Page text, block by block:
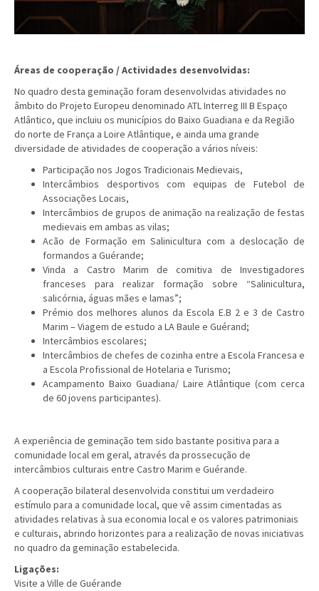
Áreas de cooperação / Actividades desenvolvidas:
No quadro desta geminação foram desenvolvidas atividades no
âmbito do Projeto Europeu denominado ATL Interreg III B Espaço
Atlântico, que incluiu os municípios do Baixo Guadiana e da Região
do norte de França a Loire Atlântique, e ainda uma grande
diversidade de atividades de cooperação a vários níveis:
Participação nos Jogos Tradicionais Medievais,
Intercâmbios desportivos com equipas de Futebol de
Associações Locais,
Intercâmbios de grupos de animação na realização de festas
medievais em ambas as vilas;
Acão de Formação em Salinicultura com a deslocação de
formandos a Guérande;
Vinda a Castro Marim de comitiva de Investigadores
franceses para realizar formação sobre “Salinicultura,
salicórnia, águas mães e lamas”;
Prémio dos melhores alunos da Escola E.B 2 e 3 de Castro
Marim – Viagem de estudo a LA Baule e Guérand;
Intercâmbios escolares;
Intercâmbios de chefes de cozinha entre a Escola Francesa e
a Escola Profissional de Hotelaria e Turismo;
Acampamento Baixo Guadiana/ Laire Atlântique (com cerca
de 60 jovens participantes).
A experiência de geminação tem sido bastante positiva para a
comunidade local em geral, através da prossecução de
intercâmbios culturais entre Castro Marim e Guérande.
A cooperação bilateral desenvolvida constitui um verdadeiro
estímulo para a comunidade local, que vê assim cimentadas as
atividades relativas à sua economia local e os valores patrimoniais
e culturais, abrindo horizontes para a realização de novas iniciativas
no quadro da geminação estabelecida.
Ligações:
Visite a Ville de Guérande